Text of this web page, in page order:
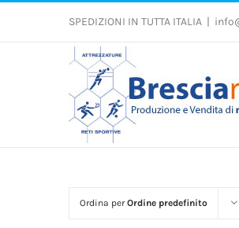
Salta
SPEDIZIONI IN TUTTA ITALIA |
Ordina perOrdine predefinito